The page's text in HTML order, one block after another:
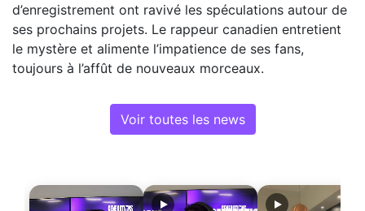
d’enregistrement ont ravivé les spéculations autour de
ses prochains projets. Le rappeur canadien entretient
le mystère et alimente l’impatience de ses fans,
toujours à l’affût de nouveaux morceaux.
Voir toutes les news